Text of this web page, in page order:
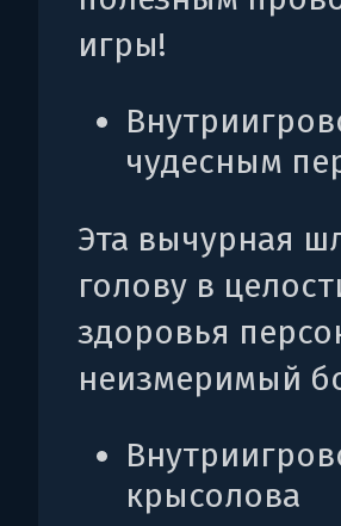
игры!
чудесным
Эта вычурная
голову в
здоровья
неизмеримый
крысолова